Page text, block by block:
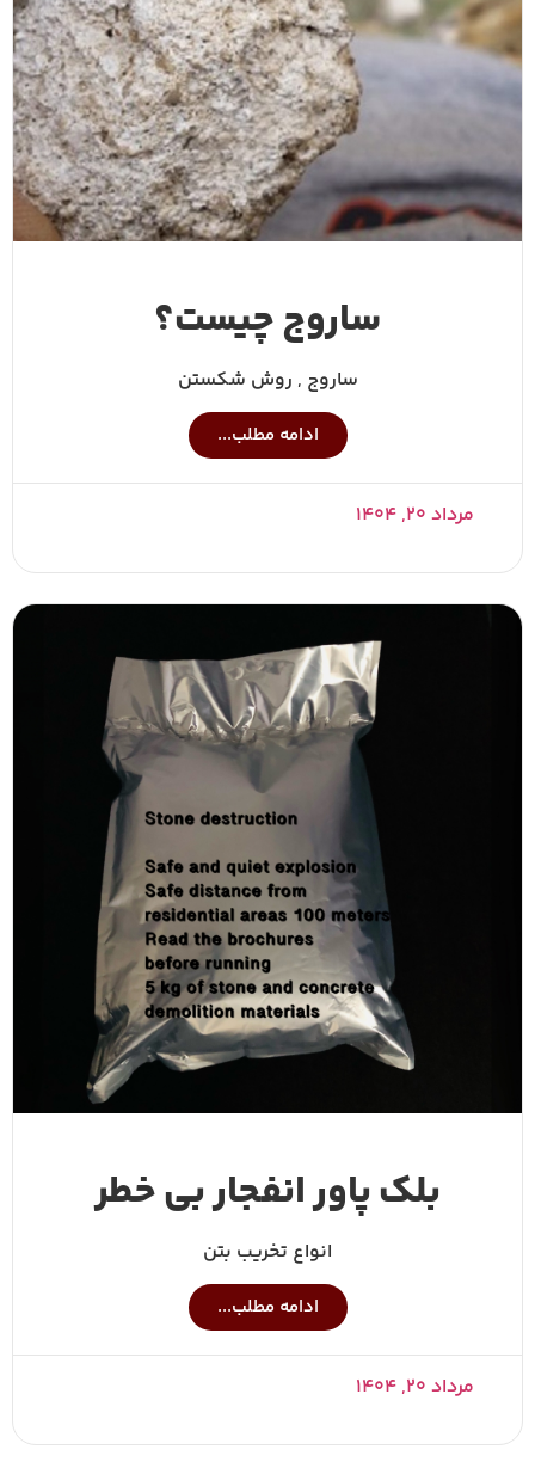
ساروج چیست؟
ساروج , روش شکستن
ادامه مطلب...
مرداد ۲۰, ۱۴۰۴
بلک پاور انفجار بی خطر
انواع تخریب بتن
ادامه مطلب...
مرداد ۲۰, ۱۴۰۴